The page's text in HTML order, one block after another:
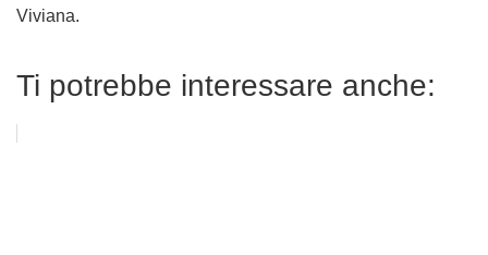
Viviana.
Ti potrebbe interessare anche: